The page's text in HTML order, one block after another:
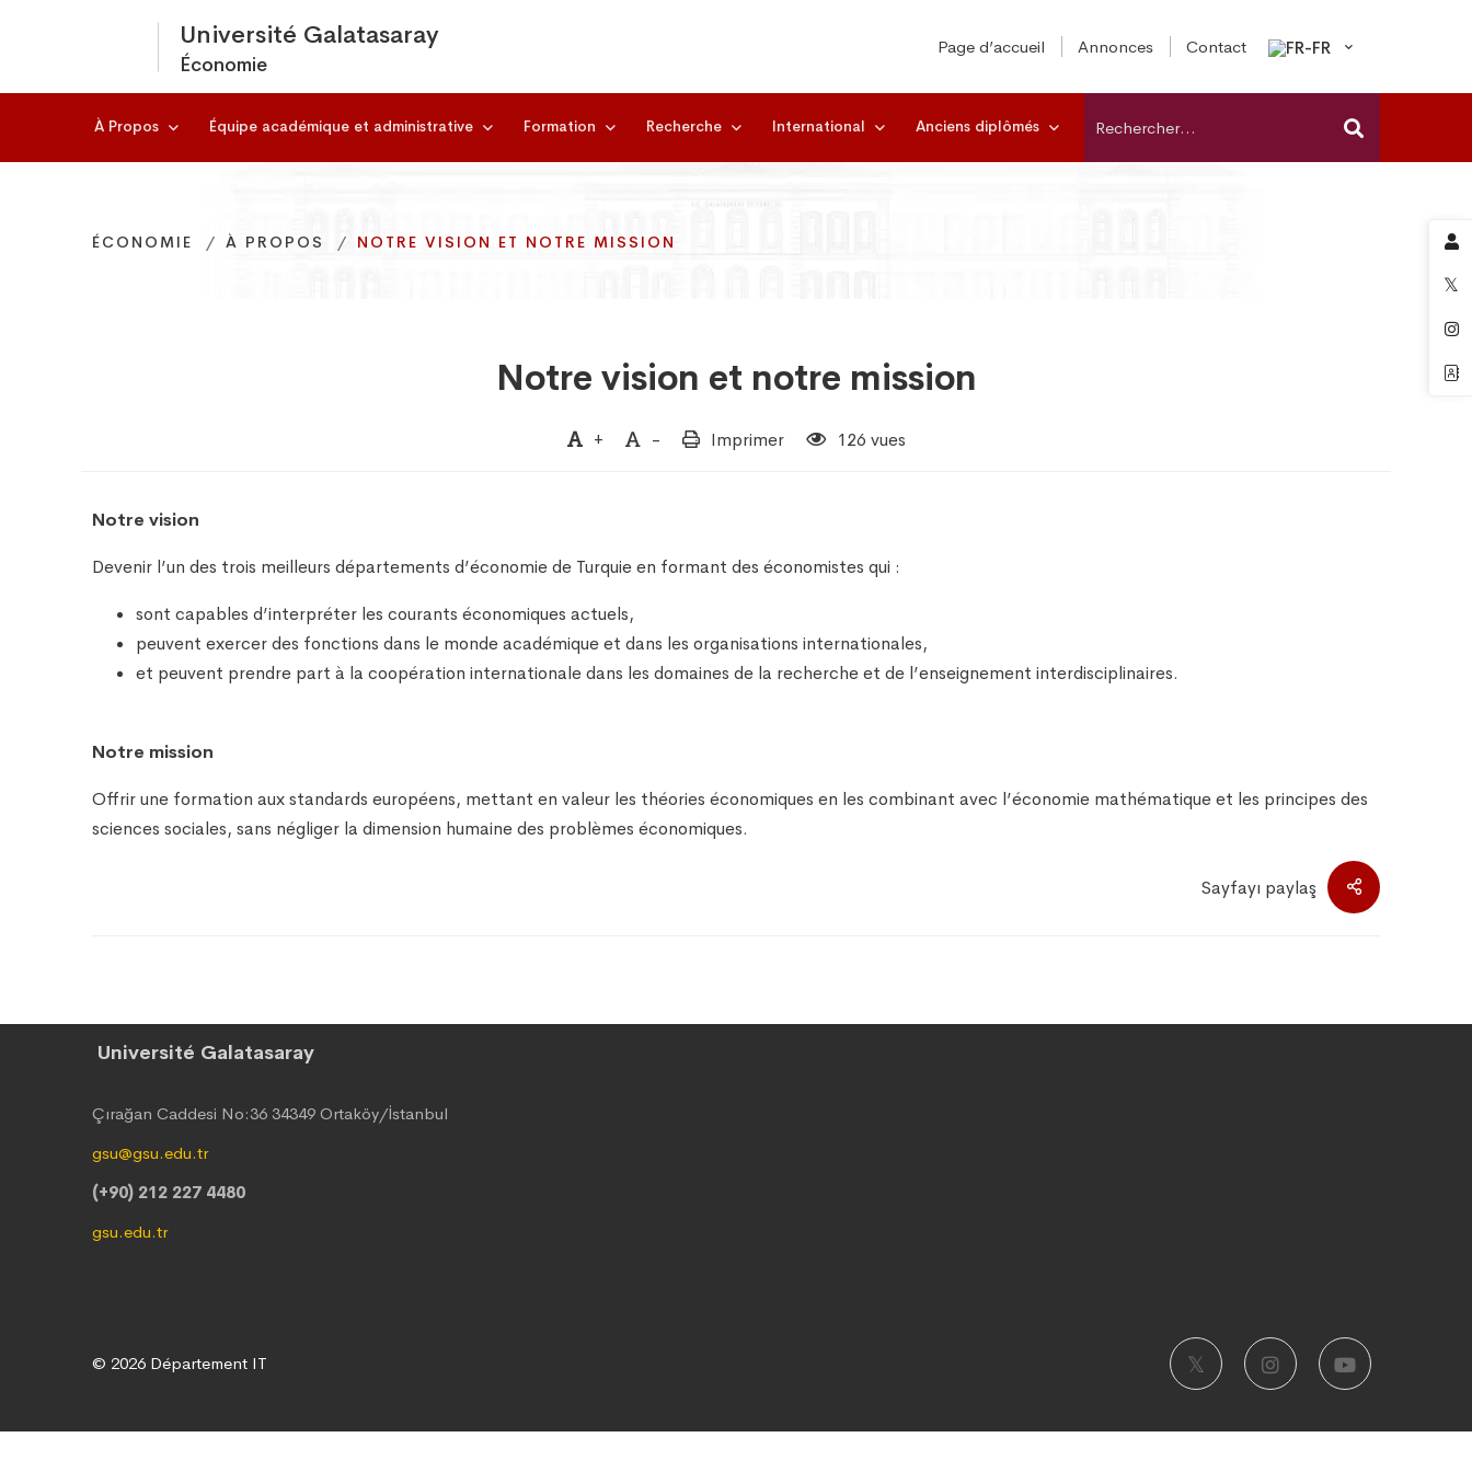
Université Galatasaray
Économie
Page d’accueil Annonces Contact
À Propos Équipe académique et administrative Formation Recherche International Anciens diplômés
ÉCONOMIE À PROPOS NOTRE VISION ET NOTRE MISSION
ÉCONOMIE À PROPOS NOTRE VISION ET NOTRE MISSION
ÉCONOMIE À PROPOS NOTRE VISION ET NOTRE MISSION
Notre vision et notre mission
+ - Imprimer 126 vues
Notre vision
Devenir l’un des trois meilleurs départements d’économie de Turquie en formant des économistes qui :
sont capables d’interpréter les courants économiques actuels,
peuvent exercer des fonctions dans le monde académique et dans les organisations internationales,
et peuvent prendre part à la coopération internationale dans les domaines de la recherche et de l’enseignement interdisciplinaires.
Notre mission
Offrir une formation aux standards européens, mettant en valeur les théories économiques en les combinant avec l’économie mathématique et les principes des
sciences sociales, sans négliger la dimension humaine des problèmes économiques.
Sayfayı paylaş
Université Galatasaray
Çırağan Caddesi No:36 34349 Ortaköy/İstanbul
gsu@gsu.edu.tr
(+90) 212 227 4480
gsu.edu.tr
© 2026 Département IT